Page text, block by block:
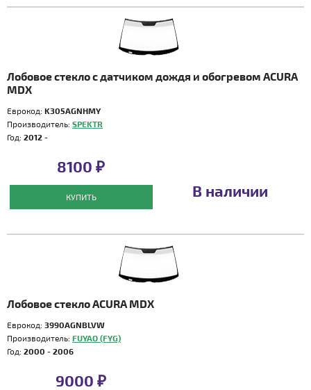
Лобовое стекло с датчиком дождя и обогревом ACURA
MDX
Еврокод: K305AGNHMY
Производитель: SPEKTR
Год: 2012 -
8100 ₽
КУПИТЬ В наличии
Лобовое стекло ACURA MDX
Еврокод: 3990AGNBLVW
Производитель: FUYAO (FYG)
Год: 2000 - 2006
9000 ₽